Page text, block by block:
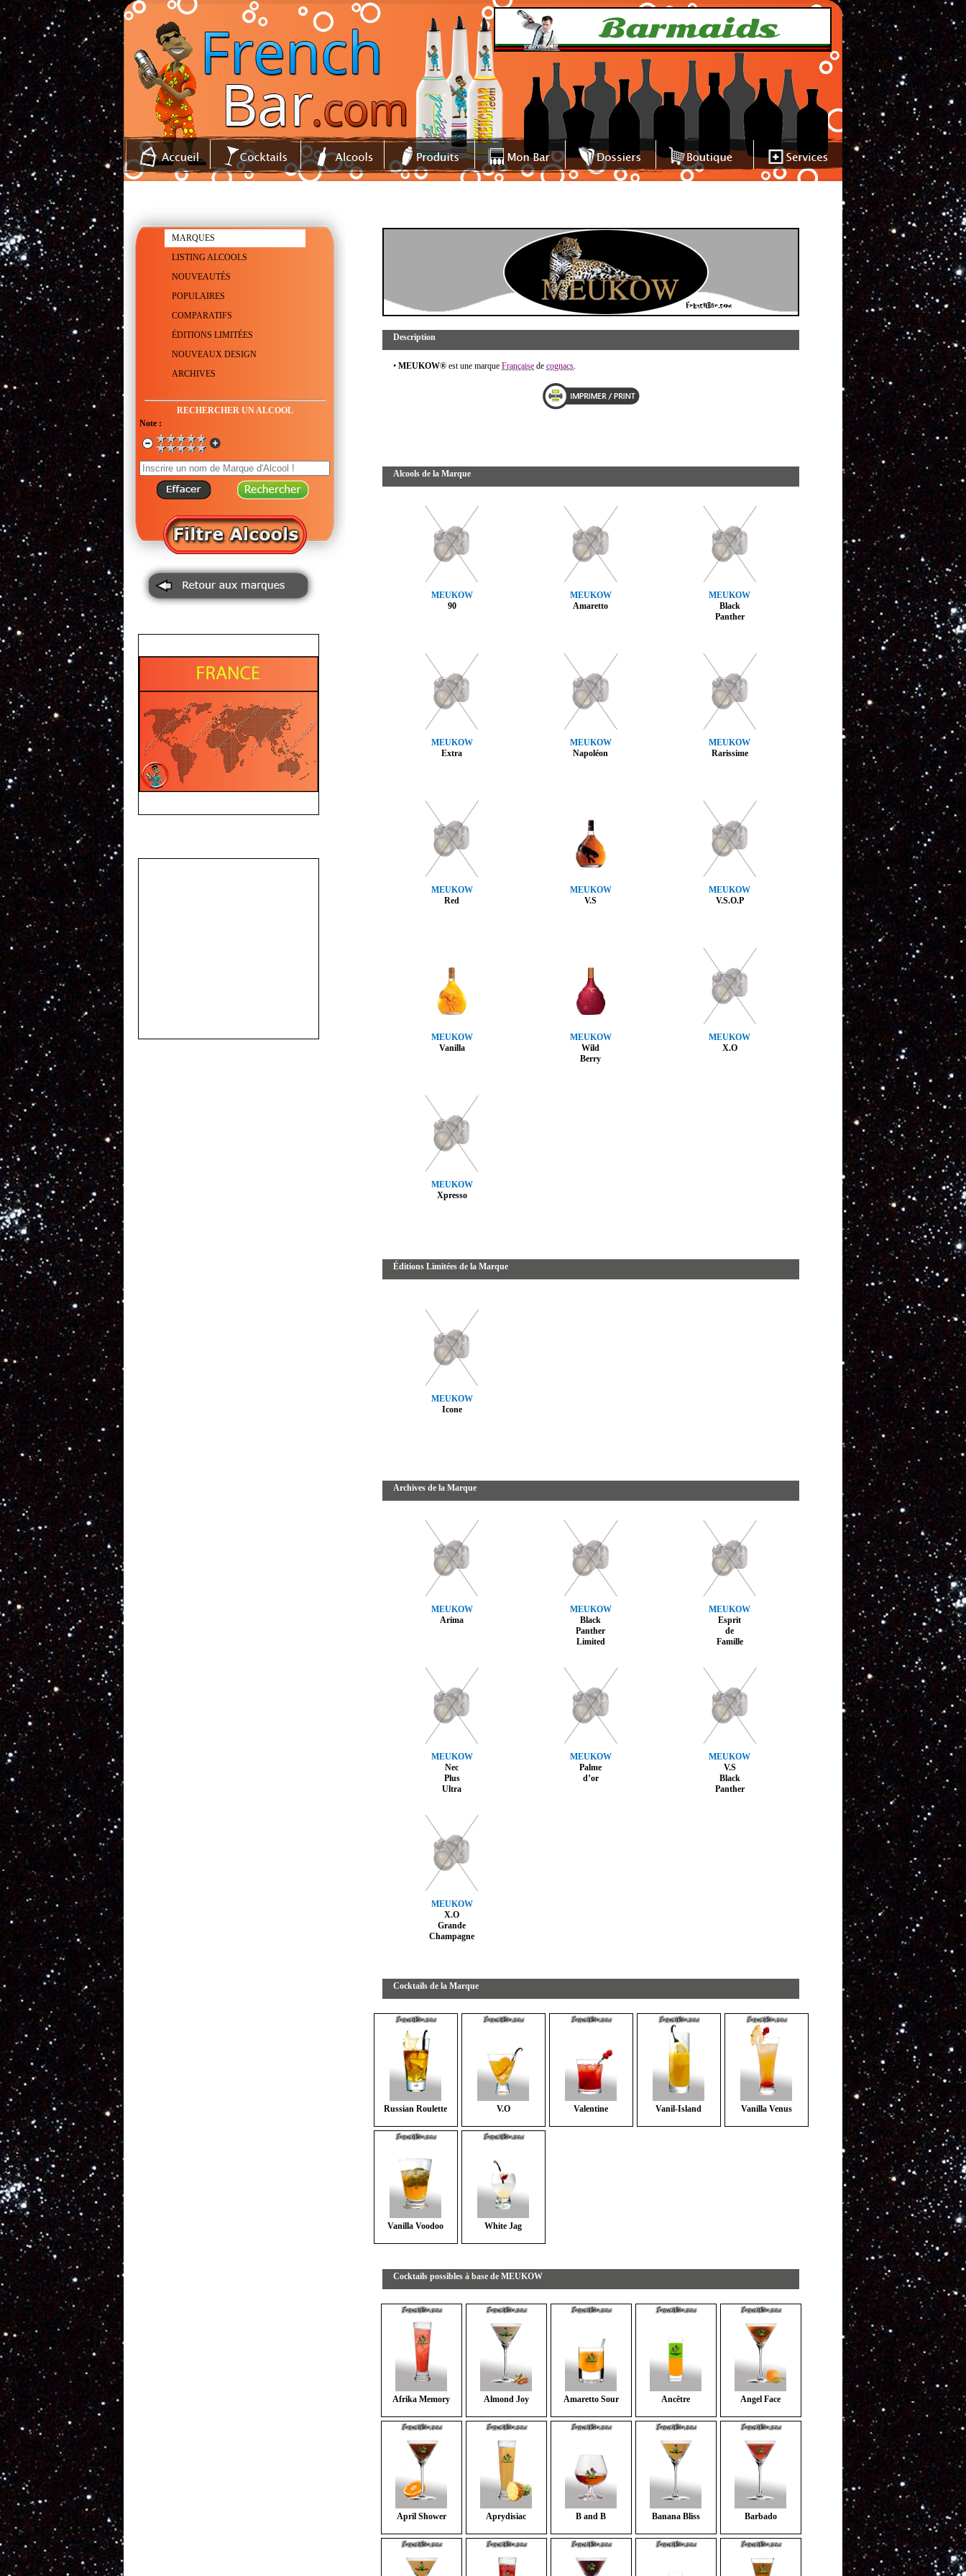
MARQUES
LISTING ALCOOLS
NOUVEAUTÉS
POPULAIRES
COMPARATIFS
ÉDITIONS LIMITÉES
NOUVEAUX DESIGN
ARCHIVES
RECHERCHER UN ALCOOL
Note :
Description
• MEUKOW® est une marque Française de cognacs.
Alcools de la Marque
MEUKOW
90
MEUKOW
Amaretto
MEUKOW
Black
Panther
MEUKOW
Extra
MEUKOW
Napoléon
MEUKOW
Rarissime
MEUKOW
Red
MEUKOW
V.S
MEUKOW
V.S.O.P
MEUKOW
Vanilla
MEUKOW
Wild
Berry
MEUKOW
X.O
MEUKOW
Xpresso
Éditions Limitées de la Marque
MEUKOW
Icone
Archives de la Marque
MEUKOW
Arima
MEUKOW
Black
Panther
Limited
MEUKOW
Esprit
de
Famille
MEUKOW
Nec
Plus
Ultra
MEUKOW
Palme
d’or
MEUKOW
V.S
Black
Panther
MEUKOW
X.O
Grande
Champagne
Cocktails de la Marque
Russian Roulette V.O Valentine Vanil-Island Vanilla Venus
Vanilla Voodoo White Jag
Cocktails possibles à base de MEUKOW
Afrika Memory Almond Joy Amaretto Sour Ancêtre Angel Face
April Shower Aprydisiac B and B Banana Bliss Barbado